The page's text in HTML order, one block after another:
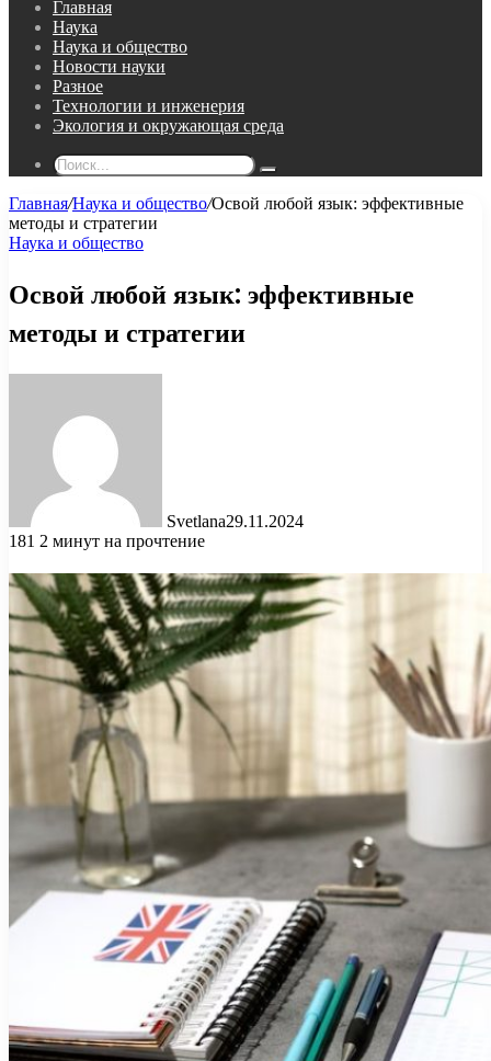
Главная
Наука
Наука и общество
Новости науки
Разное
Технологии и инженерия
Экология и окружающая среда
Поиск...
Главная/Наука и общество/Освой любой язык: эффективные
методы и стратегии
Наука и общество
Освой любой язык: эффективные
методы и стратегии
Svetlana29.11.2024
181 2 минут на прочтение